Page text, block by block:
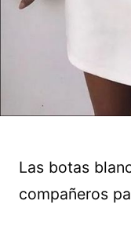
Las botas
compañeros